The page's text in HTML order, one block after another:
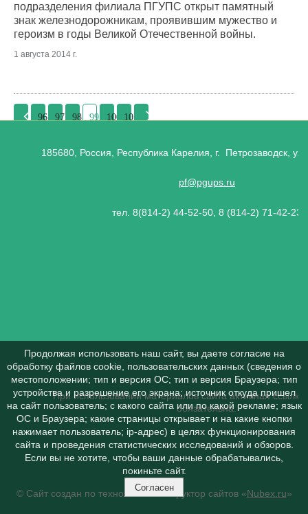
подразделения филиала ПГУПС открыт памятный
знак железнодорожникам, проявившим мужество и
героизм в годы Великой Отечественной войны.
1 августа 2014 г.
96 97 98 99 100 101
185680, Россия, Республика Карелия, г. Петрозаводск,
pf@pgups.ru
тел. 8(814-2) 44-52-50, 8 (814-2) 71-42-23
При использовании материалов сайта активная ссылка
обязательна.
© Сайт создан по технологии конструктор сайтов «Nubex.ru»
Продолжая использовать наш сайт, вы даете согласие на
обработку файлов cookie, пользовательских данных (сведения о
местоположении; тип и версия ОС; тип и версия Браузера; тип
устройства и разрешение его экрана; источник откуда пришел
на сайт пользователь; с какого сайта или по какой рекламе; язык
ОС и Браузера; какие страницы открывает и на какие кнопки
нажимает пользователь; ip-адрес) в целях функционирования
сайта и проведения статистических исследований и обзоров.
Если вы не хотите, чтобы ваши данные обрабатывались,
покиньте сайт.
Согласен